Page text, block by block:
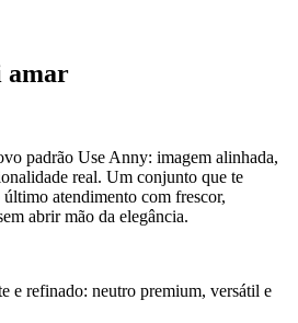
amar
padrão Use Anny: imagem alinhada,
real. Um conjunto que te
atendimento com frescor,
abrir mão da elegância.
e refinado: neutro premium, versátil e